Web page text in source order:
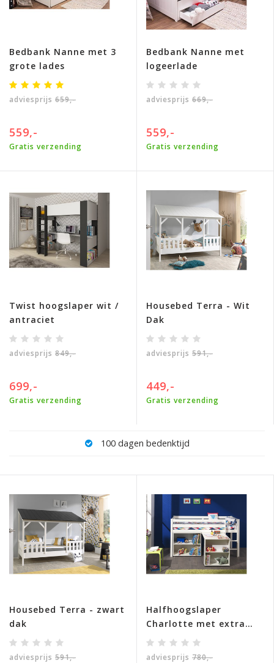
Bedbank Nanne met 3
grote lades
adviesprijs 659,-
559,-
Gratis verzending
Bedbank Nanne met
logeerlade
adviesprijs 669,-
559,-
Gratis verzending
Twist hoogslaper wit /
antraciet
adviesprijs 849,-
699,-
Gratis verzending
Housebed Terra - Wit
Dak
adviesprijs 591,-
449,-
Gratis verzending
100 dagen bedenktijd
Housebed Terra - zwart
dak
adviesprijs 591,-
Halfhoogslaper
Charlotte met extra
kasten - Wit
adviesprijs 780,-